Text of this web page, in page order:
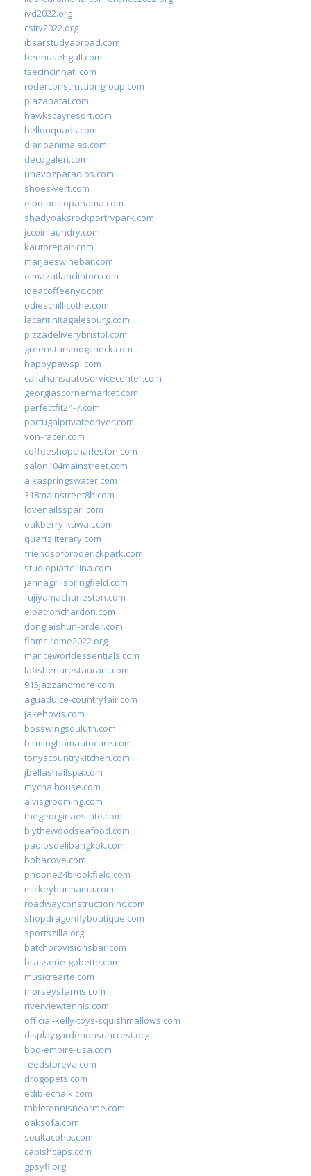
ivd2022.org
csity2022.org
ibsarstudyabroad.com
bennusehgall.com
tsecincinnati.com
roderconstructiongroup.com
plazabatai.com
hawkscayresort.com
hellonquads.com
diarioanimales.com
decogaleri.com
unavozparadios.com
shoes-vert.com
elbotanicopanama.com
shadyoaksrockportrvpark.com
jccoinlaundry.com
kautorepair.com
marjaeswinebar.com
elmazatlanclinton.com
ideacoffeenyc.com
odieschillicothe.com
lacantinitagalesburg.com
pizzadeliverybristol.com
greenstarsmogcheck.com
happypawspl.com
callahansautoservicecenter.com
georgiascornermarket.com
perfectfit24-7.com
portugalprivatedriver.com
von-racer.com
coffeeshopcharleston.com
salon104mainstreet.com
alkaspringswater.com
318mainstreet8h.com
lovenailsspari.com
oakberry-kuwait.com
quartzliterary.com
friendsofbroderickpark.com
studiopiattellina.com
jannagrillspringfield.com
fujiyamacharleston.com
elpatronchardon.com
donglaishun-order.com
fiamc-rome2022.org
mariceworldessentials.com
lafisheriarestaurant.com
915jazzandmore.com
aguadulce-countryfair.com
jakehovis.com
bosswingsduluth.com
birminghamautocare.com
tonyscountrykitchen.com
jbellasnailspa.com
mychaihouse.com
alvisgrooming.com
thegeorginaestate.com
blythewoodseafood.com
paolosdelibangkok.com
bobacove.com
phoone24brookfield.com
mickeybarmama.com
roadwayconstructioninc.com
shopdragonflyboutique.com
sportszilla.org
batchprovisionsbar.com
brasserie-gobette.com
musicrearte.com
morseysfarms.com
riverviewtennis.com
official-kelly-toys-squishmallows.com
displaygardenonsuncrest.org
bbq-empire-usa.com
feedstoreva.com
drogopets.com
ediblechalk.com
tabletennisnearme.com
oaksofa.com
soultacohtx.com
capishcaps.com
gpsyfl.org